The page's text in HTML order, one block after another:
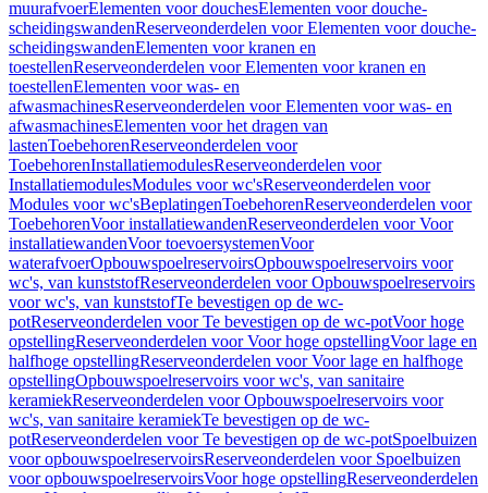
muurafvoerElementen voor douchesElementen voor douche-
scheidingswandenReserveonderdelen voor Elementen voor douche-
scheidingswandenElementen voor kranen en
toestellenReserveonderdelen voor Elementen voor kranen en
toestellenElementen voor was- en
afwasmachinesReserveonderdelen voor Elementen voor was- en
afwasmachinesElementen voor het dragen van
lastenToebehorenReserveonderdelen voor
ToebehorenInstallatiemodulesReserveonderdelen voor
InstallatiemodulesModules voor wc'sReserveonderdelen voor
Modules voor wc'sBeplatingenToebehorenReserveonderdelen voor
ToebehorenVoor installatiewandenReserveonderdelen voor Voor
installatiewandenVoor toevoersystemenVoor
waterafvoerOpbouwspoelreservoirsOpbouwspoelreservoirs voor
wc's, van kunststofReserveonderdelen voor Opbouwspoelreservoirs
voor wc's, van kunststofTe bevestigen op de wc-
potReserveonderdelen voor Te bevestigen op de wc-potVoor hoge
opstellingReserveonderdelen voor Voor hoge opstellingVoor lage en
halfhoge opstellingReserveonderdelen voor Voor lage en halfhoge
opstellingOpbouwspoelreservoirs voor wc's, van sanitaire
keramiekReserveonderdelen voor Opbouwspoelreservoirs voor
wc's, van sanitaire keramiekTe bevestigen op de wc-
potReserveonderdelen voor Te bevestigen op de wc-potSpoelbuizen
voor opbouwspoelreservoirsReserveonderdelen voor Spoelbuizen
voor opbouwspoelreservoirsVoor hoge opstellingReserveonderdelen